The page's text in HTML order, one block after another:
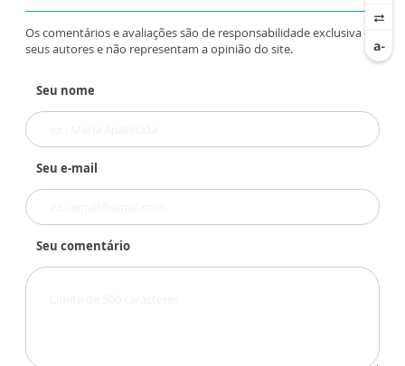
Os comentários e avaliações são de responsabilidade exclusiva de
seus autores e não representam a opinião do site.
Seu nome
Seu e-mail
Seu comentário